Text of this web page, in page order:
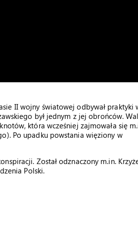
II wojny światowej odbywał praktyki
był jednym z jej obrońców.
która wcześniej zajmowała się
Po upadku powstania więziony w
Został odznaczony m.in.
Polski.